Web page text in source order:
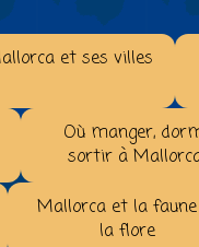
et ses villes
Où manger,
sortir à
Mallorca et la
la flore